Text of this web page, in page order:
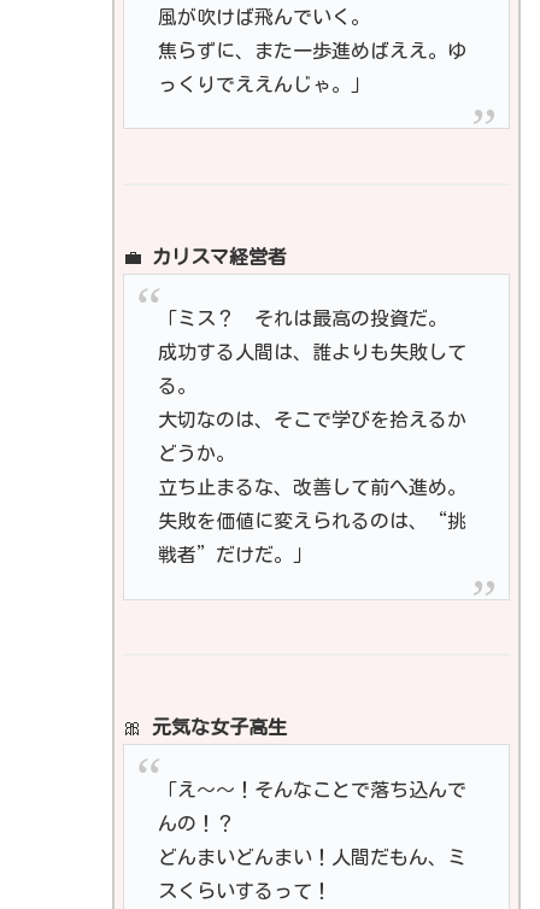
風が吹けば飛んでいく。
焦らずに、また一歩進めばええ。ゆ
っくりでええんじゃ。」
💼 カリスマ経営者
「ミス？ それは最高の投資だ。
成功する人間は、誰よりも失敗して
る。
大切なのは、そこで学びを拾えるか
どうか。
立ち止まるな、改善して前へ進め。
失敗を価値に変えられるのは、“挑
戦者”だけだ。」
🎀 元気な女子高生
「え〜〜！そんなことで落ち込んで
んの！？
どんまいどんまい！人間だもん、ミ
スくらいするって！